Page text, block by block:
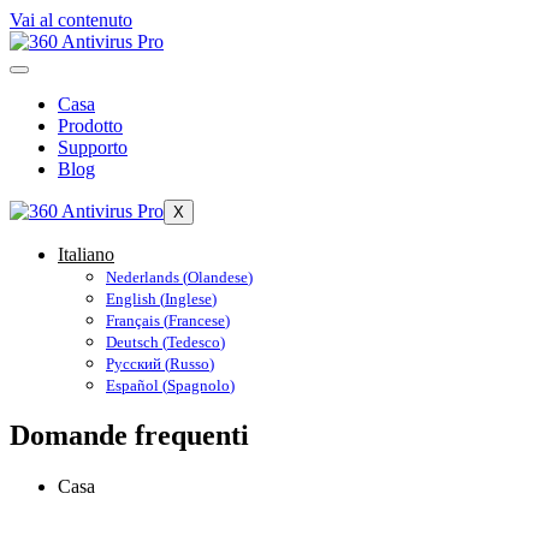
Vai al contenuto
Casa
Prodotto
Supporto
Blog
X
Italiano
Nederlands (Olandese)
English (Inglese)
Français (Francese)
Deutsch (Tedesco)
Русский (Russo)
Español (Spagnolo)
Domande frequenti
Casa